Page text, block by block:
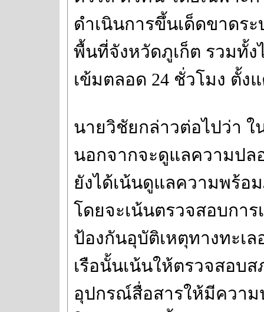
ดำเนินการขึ้นเด็ดขาดร
พื้นที่จังหวัดภูเก็ต รวมทั้ง
เข้มตลอด 24 ชั่วโมง ตั้ง
นายวิชัยกล่าวต่อไปว่า
นอกจากจะดูแลความปล
ยังได้เน้นดูแลความพร้อ
โดยจะเน้นตรวจสอบการ
ป้องกันอุบัติเหตุทางทะเ
เรือนั้นเน้นให้ตรวจสอบ
อุปกรณ์สื่อสารให้มีควา